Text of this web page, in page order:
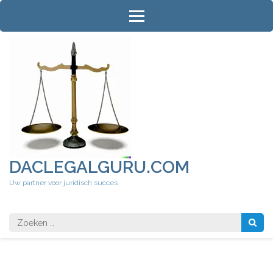
Ga
inhoud
DACLEGALGURU.COM
Uw partner voor juridisch succes
Zoeken
naar: